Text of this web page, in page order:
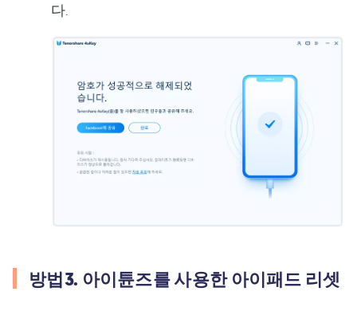
다.
방법3. 아이튠즈를 사용한 아이패드 리셋